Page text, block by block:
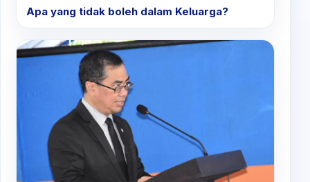
Apa yang tidak boleh dalam Keluarga?